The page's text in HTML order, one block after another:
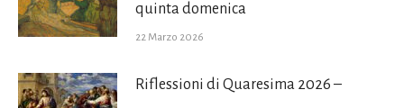
quinta domenica
22 Marzo 2026
Riflessioni di Quaresima 2026 –